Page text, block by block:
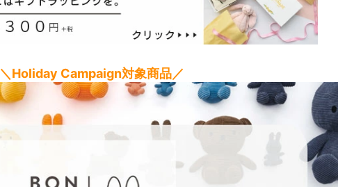
＼Holiday Campaign対象商品／